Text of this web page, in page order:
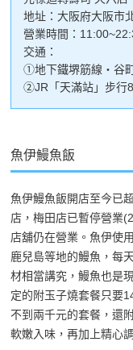
地址：大阪府大阪市
營業時間：
交通：
①地下鐵堺筋線・谷
②JR「天滿站」步行
魚伊鰻魚飯
魚伊鰻魚飯開店至今已
店，梅田店已暫停營業
店舖仍在營業。魚伊使
鹿兒島等地的鰻魚，每
材相當講究，鰻魚也是
定的附玉子燒套餐只要
不到兩千元的套餐，還
軟嫩入味，再加上精心